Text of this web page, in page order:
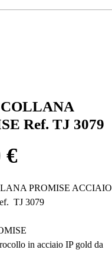
Ref. TJ 3079
€
PROMISE ACCIAIO
TJ 3079
in acciaio IP gold da